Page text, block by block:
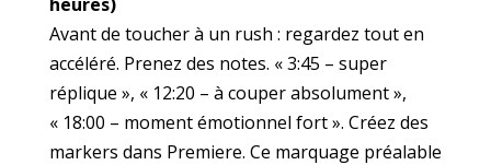
Avant de toucher à un rush : regardez tout en
accéléré. Prenez des notes. « 3:45 – super
réplique », « 12:20 – à couper absolument »,
« 18:00 – moment émotionnel fort ». Créez des
markers dans Premiere. Ce marquage préalable